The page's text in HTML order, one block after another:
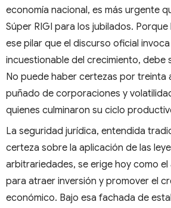
economía nacional, es más urgente
Súper RIGI para los jubilados.
ese pilar que el discurso oficial
incuestionable del crecimiento, debe
No puede haber certezas por treinta
puñado de corporaciones y
quienes culminaron su ciclo
La seguridad jurídica, entendida
certeza sobre la aplicación de las
arbitrariedades, se erige hoy como
para atraer inversión y promover el
económico. Bajo esa fachada de